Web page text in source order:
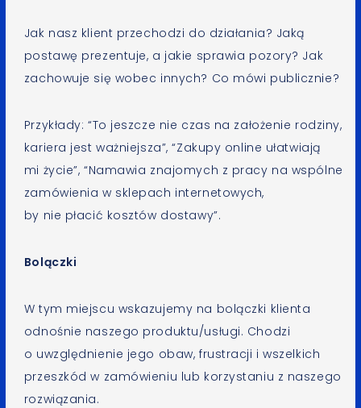
Jak nasz klient przechodzi do działania? Jaką
postawę prezentuje, a jakie sprawia pozory? Jak
zachowuje się wobec innych? Co mówi publicznie?
Przykłady: “To jeszcze nie czas na założenie rodziny,
kariera jest ważniejsza”, “Zakupy online ułatwiają
mi życie”, “Namawia znajomych z pracy na wspólne
zamówienia w sklepach internetowych,
by nie płacić kosztów dostawy”.
Bolączki
W tym miejscu wskazujemy na bolączki klienta
odnośnie naszego produktu/usługi. Chodzi
o uwzględnienie jego obaw, frustracji i wszelkich
przeszkód w zamówieniu lub korzystaniu z naszego
rozwiązania.